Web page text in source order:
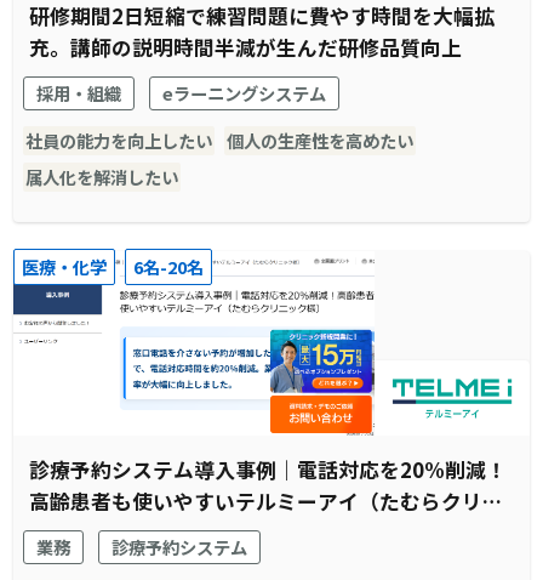
研修期間2日短縮で練習問題に費やす時間を大幅拡
充。講師の説明時間半減が生んだ研修品質向上
採用・組織
eラーニングシステム
社員の能力を向上したい 個人の生産性を高めたい
属人化を解消したい
医療・化学 6名-20名
診療予約システム導入事例｜電話対応を20%削減！
高齢患者も使いやすいテルミーアイ（たむらクリニ
ック様）
業務
診療予約システム